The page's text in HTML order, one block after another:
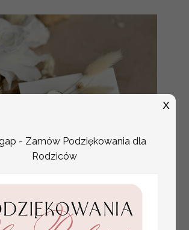
na komunii, komunijne
kłosem
4.50 PLN
- Zamów Podziękowania dla
Rodziców
X